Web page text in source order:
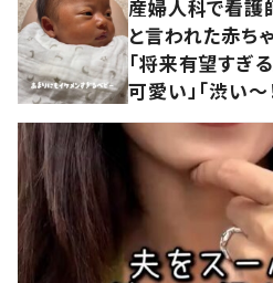
産婦人科で看護
と言われた赤ち
「将来有望すぎ
可愛い」「渋い～